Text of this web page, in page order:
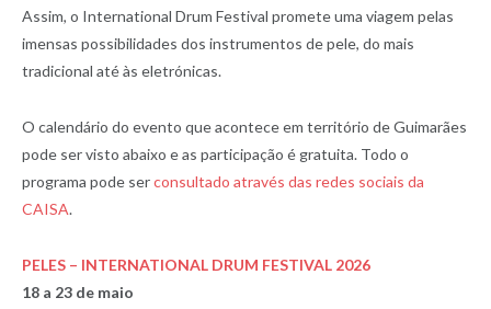
Assim, o International Drum Festival promete uma viagem pelas
imensas possibilidades dos instrumentos de pele, do mais
tradicional até às eletrónicas.
O calendário do evento que acontece em território de Guimarães
pode ser visto abaixo e as participação é gratuita. Todo o
programa pode serconsultado através das redes sociais da
CAISA.
PELES – INTERNATIONAL DRUM FESTIVAL 2026
18 a 23 de maio